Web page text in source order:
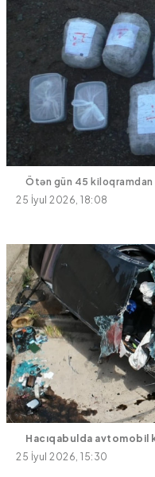
Ötən gün 45 kiloqramdan
25 İyul 2026, 18:08
Hacıqabulda avtomobil
25 İyul 2026, 15:30